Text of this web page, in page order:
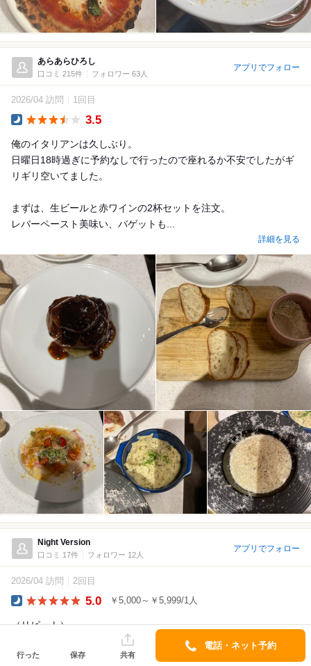
あらあらひろし
口コミ 215件 フォロワー 63人
アプリでフォロー
2026/04 訪問 1回目
3.5
俺のイタリアンは久しぶり。
日曜日18時過ぎに予約なしで行ったので座れるか不安でしたがギ
リギリ空いてました。
まずは、生ビールと赤ワインの2杯セットを注文。
レバーペースト美味い、バゲットも...
詳細を見る
Night Version
口コミ 17件 フォロワー 12人
アプリでフォロー
2026/04 訪問 2回目
5.0 ￥5,000～￥5,999/1人
（リピート）
本日は俺のアプリで会員ランクアップのボトルワイン１本サービ
スを利用。
行った 保存 共有
電話・ネット予約